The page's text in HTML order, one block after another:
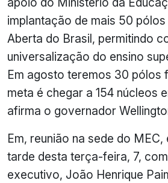
implantação de mais 50
Aberta do Brasil, permitindo
universalização do ensino
Em agosto teremos 30 pólos
meta é chegar a 154 núcleos
afirma o governador
Em, reunião na sede do MEC,
tarde desta terça-feira, 7,
executivo, João Henrique